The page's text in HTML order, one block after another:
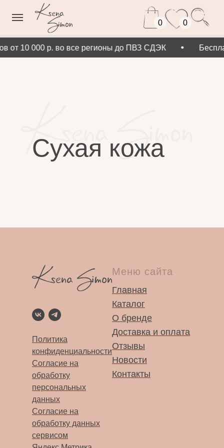
0 0
от 10 000 р. во все регионы до ПВЗ СДЭК
Сухая кожа
Политика
конфиденциальности
Согласие на
обработку
персональных
данных
Согласие на
обработку данных
сервисом
Меню сайта
Главная
Каталог
О бренде
Доставка и оплата
Отзывы
Новости
Контакты